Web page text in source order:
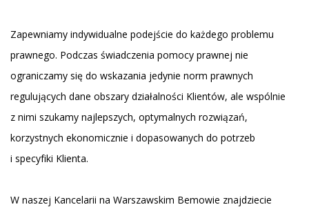
Zapewniamy indywidualne podejście do każdego problemu
prawnego. Podczas świadczenia pomocy prawnej nie
ograniczamy się do wskazania jedynie norm prawnych
regulujących dane obszary działalności Klientów, ale wspólnie
z nimi szukamy najlepszych, optymalnych rozwiązań,
korzystnych ekonomicznie i dopasowanych do potrzeb
i specyfiki Klienta.
W naszej Kancelarii na Warszawskim Bemowie znajdziecie